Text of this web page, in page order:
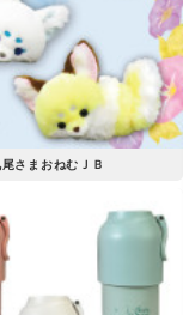
さまおねむＪＢ